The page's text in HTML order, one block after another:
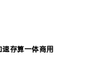
存算一体商用